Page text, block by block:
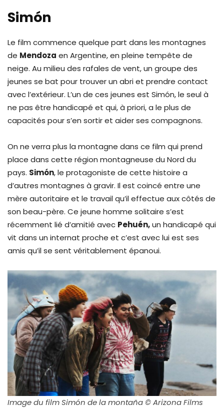
Simón
Le film commence quelque part dans les montagnes
de Mendoza en Argentine, en pleine tempête de
neige. Au milieu des rafales de vent, un groupe des
jeunes se bat pour trouver un abri et prendre contact
avec l’extérieur. L’un de ces jeunes est Simón, le seul à
ne pas être handicapé et qui, à priori, a le plus de
capacités pour s’en sortir et aider ses compagnons.
On ne verra plus la montagne dans ce film qui prend
place dans cette région montagneuse du Nord du
pays. Simón, le protagoniste de cette histoire a
d’autres montagnes à gravir. Il est coincé entre une
mère autoritaire et le travail qu’il effectue aux côtés de
son beau-père. Ce jeune homme solitaire s’est
récemment lié d’amitié avec Pehuén,un handicapé qui
vit dans un internat proche et c’est avec lui est ses
amis qu’il se sent véritablement épanoui.
Image du film Simón de la montaña © Arizona Films